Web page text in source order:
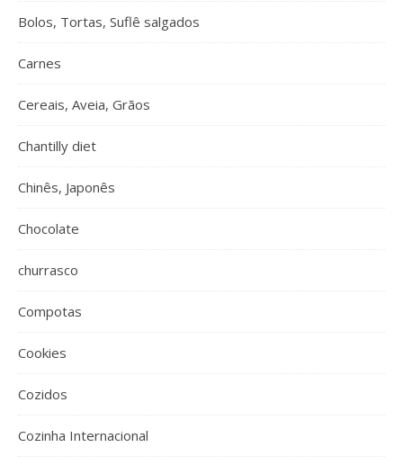
Bolos, Tortas, Suflê salgados
Carnes
Cereais, Aveia, Grãos
Chantilly diet
Chinês, Japonês
Chocolate
churrasco
Compotas
Cookies
Cozidos
Cozinha Internacional